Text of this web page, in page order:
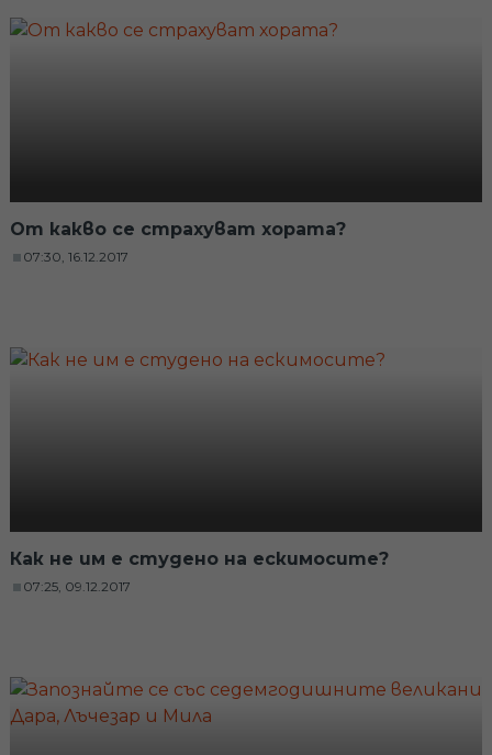
От какво се страхуват хората?
07:30, 16.12.2017
Как не им е студено на ескимосите?
07:25, 09.12.2017